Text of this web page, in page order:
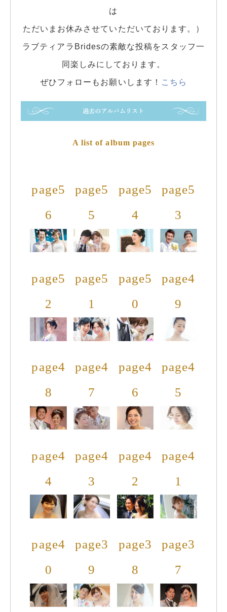
は
ただいまお休みさせていただいております。）
ラブティアラBridesの素敵な投稿をスタッフ一
同楽しみにしております。
ぜひフォローもお願いします！ こちら
A list of album pages
page3
7
page3
8
page3
9
page4
0
page4
1
page4
2
page4
3
page4
4
page4
5
page4
6
page4
7
page4
8
page4
9
page5
0
page5
1
page5
2
page5
3
page5
4
page5
5
page5
6